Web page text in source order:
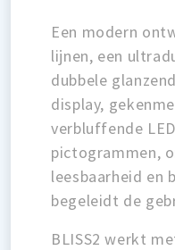
Een modern
lijnen, een
dubbele
display,
verbluffende
pictogrammen,
leesbaarheid en
begeleidt de
BLISS2 werkt